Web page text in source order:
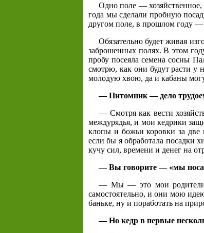
Одно поле — хозяйственное,
года мы сделали пробную
другом поле, в прошлом году
Обязательно будет живая
заброшенных полях. В этом
пробу посеяла семена сосны
смотрю, как они будут расти у
молодую хвою, да и кабаны
— Питомник — дело
— Смотря как вести
междурядья, и мои кедрики
клопы и божьи коровки за две
если бы я обработала посадки
кучу сил, времени и денег на
— Вы говорите — «мы
— Мы — это мои родители,
самостоятельно, и они мою
баньке, ну и поработать на
— Но кедр в первые